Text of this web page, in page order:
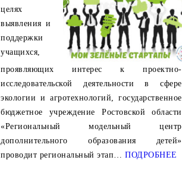
целях
выявления и
поддержки
учащихся,
проявляющих интерес к проектно-
исследовательской деятельности в сфере
экологии и агротехнологий, государственное
бюджетное учреждение Ростовской области
«Региональный модельный центр
дополнительного образования детей»
проводит региональный этап… ПОДРОБНЕЕ